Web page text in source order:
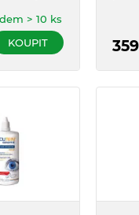
> 10 ks
KOUPIT
359